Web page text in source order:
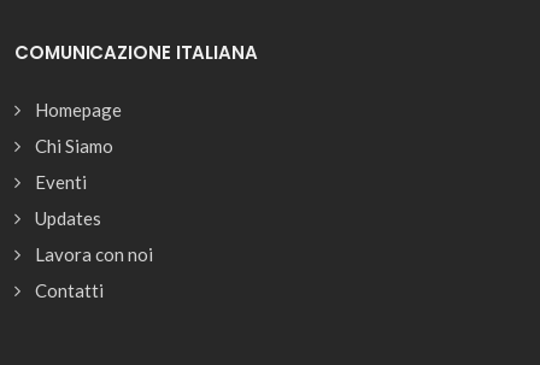
COMUNICAZIONE ITALIANA
Homepage
Chi Siamo
Eventi
Updates
Lavora con noi
Contatti